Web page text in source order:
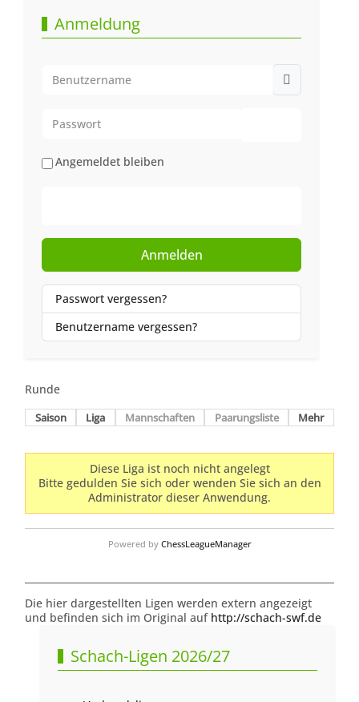
Anmeldung
Angemeldet bleiben
Anmelden
Passwort vergessen?
Benutzername vergessen?
Runde
Saison Liga Mannschaften Paarungsliste Mehr
Diese Liga ist noch nicht angelegt
Bitte gedulden Sie sich oder wenden Sie sich an den
Administrator dieser Anwendung.
Powered by ChessLeagueManager
Die hier dargestellten Ligen werden extern angezeigt
und befinden sich im Original auf http://schach-swf.de
Schach-Ligen 2026/27